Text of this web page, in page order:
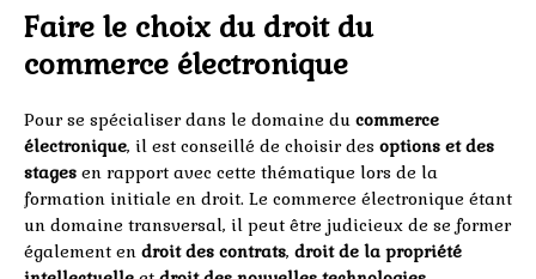
Faire le choix du droit du
commerce électronique
Pour se spécialiser dans le domaine du commerce
électronique, il est conseillé de choisir des options et des
stages en rapport avec cette thématique lors de la
formation initiale en droit. Le commerce électronique étant
un domaine transversal, il peut être judicieux de se former
également en droit des contrats, droit de la propriété